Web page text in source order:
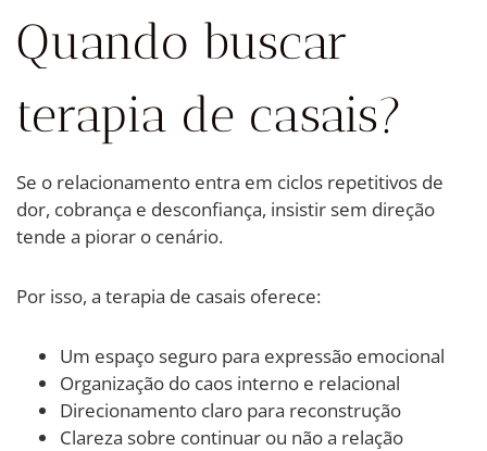
Quando buscar
terapia de casais?
Se o relacionamento entra em ciclos repetitivos de
dor, cobrança e desconfiança, insistir sem direção
tende a piorar o cenário.
Por isso, a terapia de casais oferece:
Um espaço seguro para expressão emocional
Organização do caos interno e relacional
Direcionamento claro para reconstrução
Clareza sobre continuar ou não a relação